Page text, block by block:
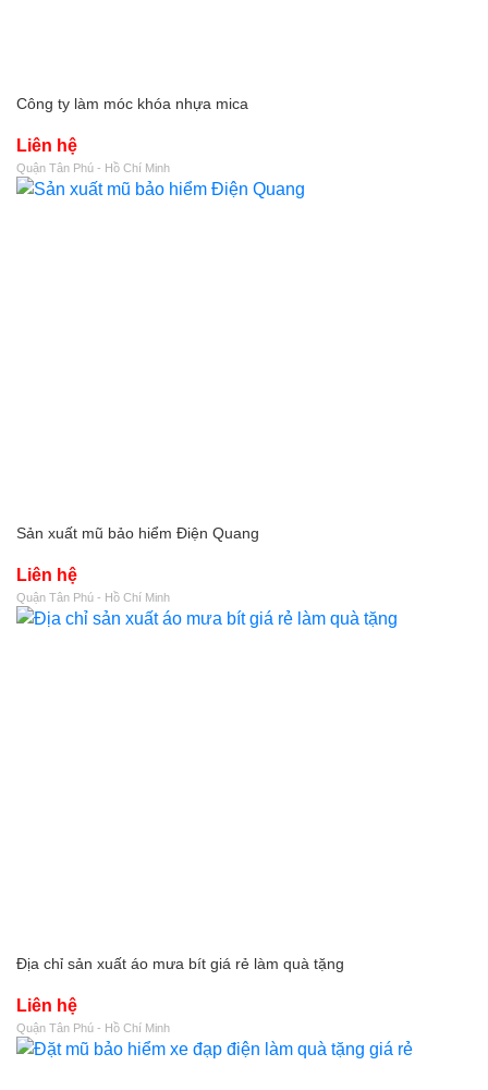
Công ty làm móc khóa nhựa mica
Liên hệ
Quận Tân Phú - Hồ Chí Minh
Sản xuất mũ bảo hiểm Điện Quang
Liên hệ
Quận Tân Phú - Hồ Chí Minh
Địa chỉ sản xuất áo mưa bít giá rẻ làm quà tặng
Liên hệ
Quận Tân Phú - Hồ Chí Minh